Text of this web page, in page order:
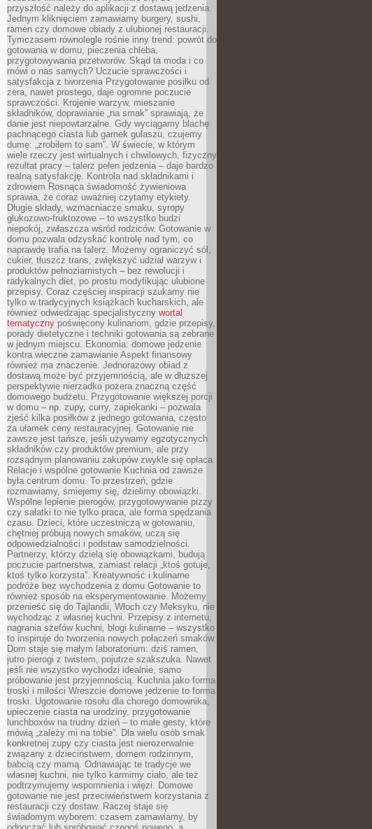
przyszłość należy do aplikacji z dostawą jedzenia.
Jednym kliknięciem zamawiamy burgery, sushi,
ramen czy domowe obiady z ulubionej restauracji.
Tymczasem równolegle rośnie inny trend: powrót do
gotowania w domu, pieczenia chleba,
przygotowywania przetworów. Skąd ta moda i co
mówi o nas samych? Uczucie sprawczości i
satysfakcja z tworzenia Przygotowanie posiłku od
zera, nawet prostego, daje ogromne poczucie
sprawczości. Krojenie warzyw, mieszanie
składników, doprawianie „na smak” sprawiają, że
danie jest niepowtarzalne. Gdy wyciągamy blachę
pachnącego ciasta lub garnek gulaszu, czujemy
dumę: „zrobiłem to sam”. W świecie, w którym
wiele rzeczy jest wirtualnych i chwilowych, fizyczny
rezultat pracy – talerz pełen jedzenia – daje bardzo
realną satysfakcję. Kontrola nad składnikami i
zdrowiem Rosnąca świadomość żywieniowa
sprawia, że coraz uważniej czytamy etykiety.
Długie składy, wzmacniacze smaku, syropy
glukozowo-fruktozowe – to wszystko budzi
niepokój, zwłaszcza wśród rodziców. Gotowanie w
domu pozwala odzyskać kontrolę nad tym, co
naprawdę trafia na talerz. Możemy ograniczyć sól,
cukier, tłuszcz trans, zwiększyć udział warzyw i
produktów pełnoziarnistych – bez rewolucji i
radykalnych diet, po prostu modyfikując ulubione
przepisy. Coraz częściej inspiracji szukamy nie
tylko w tradycyjnych książkach kucharskich, ale
również odwiedzając specjalistyczny wortal
tematyczny poświęcony kulinariom, gdzie przepisy,
porady dietetyczne i techniki gotowania są zebrane
w jednym miejscu. Ekonomia: domowe jedzenie
kontra wieczne zamawianie Aspekt finansowy
również ma znaczenie. Jednorazowy obiad z
dostawą może być przyjemnością, ale w dłuższej
perspektywie nierzadko pożera znaczną część
domowego budżetu. Przygotowanie większej porcji
w domu – np. zupy, curry, zapiekanki – pozwala
zjeść kilka posiłków z jednego gotowania, często
za ułamek ceny restauracyjnej. Gotowanie nie
zawsze jest tańsze, jeśli używamy egzotycznych
składników czy produktów premium, ale przy
rozsądnym planowaniu zakupów zwykle się opłaca.
Relacje i wspólne gotowanie Kuchnia od zawsze
była centrum domu. To przestrzeń, gdzie
rozmawiamy, śmiejemy się, dzielimy obowiązki.
Wspólne lepienie pierogów, przygotowywanie pizzy
czy sałatki to nie tylko praca, ale forma spędzania
czasu. Dzieci, które uczestniczą w gotowaniu,
chętniej próbują nowych smaków, uczą się
odpowiedzialności i podstaw samodzielności.
Partnerzy, którzy dzielą się obowiązkami, budują
poczucie partnerstwa, zamiast relacji „ktoś gotuje,
ktoś tylko korzysta”. Kreatywność i kulinarne
podróże bez wychodzenia z domu Gotowanie to
również sposób na eksperymentowanie. Możemy
przenieść się do Tajlandii, Włoch czy Meksyku, nie
wychodząc z własnej kuchni. Przepisy z internetu,
nagrania szefów kuchni, blogi kulinarne – wszystko
to inspiruje do tworzenia nowych połączeń smaków.
Dom staje się małym laboratorium: dziś ramen,
jutro pierogi z twistem, pojutrze szakszuka. Nawet
jeśli nie wszystko wychodzi idealnie, samo
próbowanie jest przyjemnością. Kuchnia jako forma
troski i miłości Wreszcie domowe jedzenie to forma
troski. Ugotowanie rosołu dla chorego domownika,
upieczenie ciasta na urodziny, przygotowanie
lunchboxów na trudny dzień – to małe gesty, które
mówią „zależy mi na tobie”. Dla wielu osób smak
konkretnej zupy czy ciasta jest nierozerwalnie
związany z dzieciństwem, domem rodzinnym,
babcią czy mamą. Odnawiając te tradycje we
własnej kuchni, nie tylko karmimy ciało, ale też
podtrzymujemy wspomnienia i więzi. Domowe
gotowanie nie jest przeciwieństwem korzystania z
restauracji czy dostaw. Raczej staje się
świadomym wyborem: czasem zamawiamy, by